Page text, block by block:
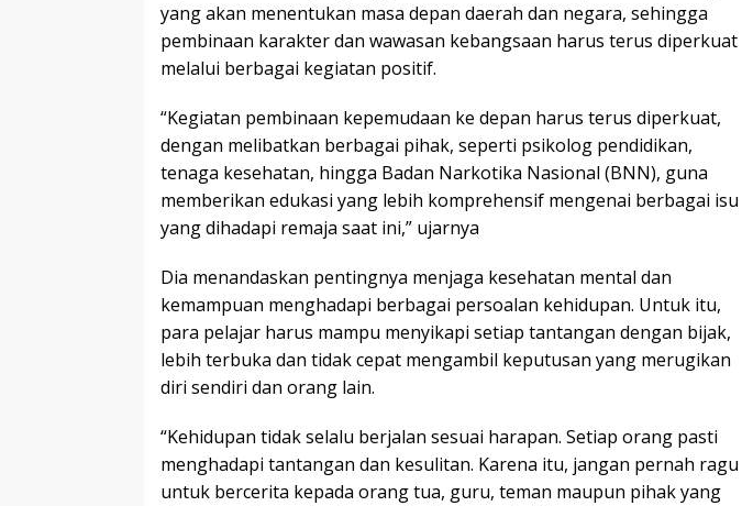
yang akan menentukan masa depan daerah dan negara, sehingga
pembinaan karakter dan wawasan kebangsaan harus terus diperkuat
melalui berbagai kegiatan positif.
“Kegiatan pembinaan kepemudaan ke depan harus terus diperkuat,
dengan melibatkan berbagai pihak, seperti psikolog pendidikan,
tenaga kesehatan, hingga Badan Narkotika Nasional (BNN), guna
memberikan edukasi yang lebih komprehensif mengenai berbagai isu
yang dihadapi remaja saat ini,” ujarnya
Dia menandaskan pentingnya menjaga kesehatan mental dan
kemampuan menghadapi berbagai persoalan kehidupan. Untuk itu,
para pelajar harus mampu menyikapi setiap tantangan dengan bijak,
lebih terbuka dan tidak cepat mengambil keputusan yang merugikan
diri sendiri dan orang lain.
“Kehidupan tidak selalu berjalan sesuai harapan. Setiap orang pasti
menghadapi tantangan dan kesulitan. Karena itu, jangan pernah ragu
untuk bercerita kepada orang tua, guru, teman maupun pihak yang